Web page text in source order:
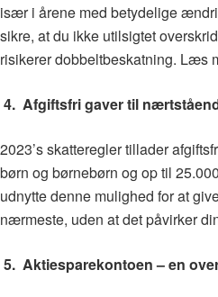
især i årene med betydelige
sikre, at du ikke utilsigtet
risikerer dobbeltbeskatning. Læs
4. Afgiftsfri gaver til
2023’s skatteregler tillader
børn og børnebørn og op til
udnytte denne mulighed for at
nærmeste, uden at det påvirker
5. Aktiesparekontoen – en